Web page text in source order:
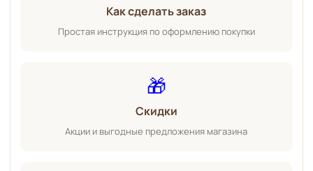
Как сделать заказ
Простая инструкция по оформлению покупки
🎁
Скидки
Акции и выгодные предложения магазина